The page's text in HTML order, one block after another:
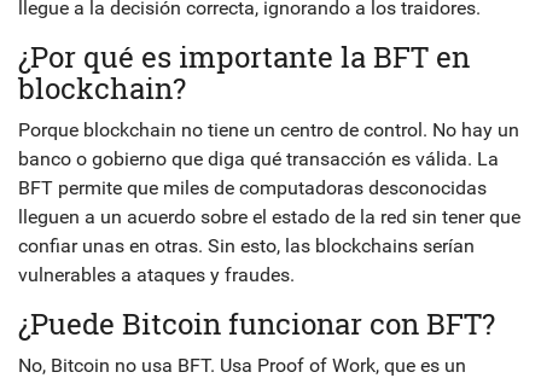
llegue a la decisión correcta, ignorando a los traidores.
¿Por qué es importante la BFT en
blockchain?
Porque blockchain no tiene un centro de control. No hay un
banco o gobierno que diga qué transacción es válida. La
BFT permite que miles de computadoras desconocidas
lleguen a un acuerdo sobre el estado de la red sin tener que
confiar unas en otras. Sin esto, las blockchains serían
vulnerables a ataques y fraudes.
¿Puede Bitcoin funcionar con BFT?
No, Bitcoin no usa BFT. Usa Proof of Work, que es un